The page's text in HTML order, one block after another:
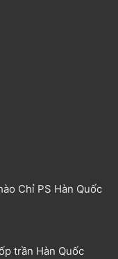
Chỉ PS Hàn Quốc
trần Hàn Quốc